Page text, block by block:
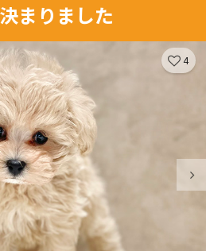
まりました
4